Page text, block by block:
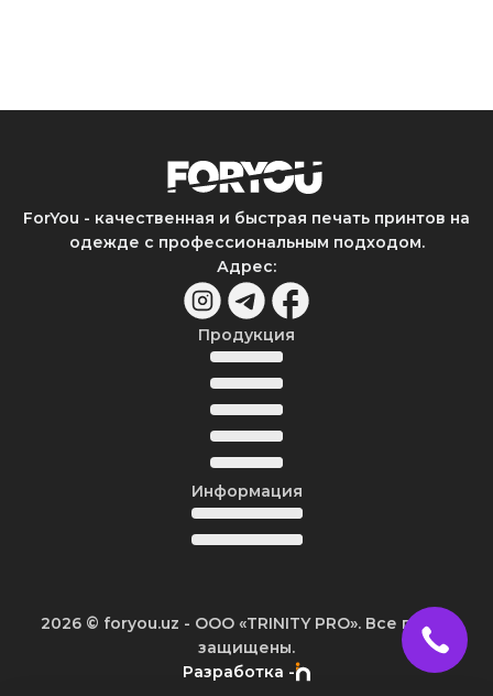
ForYou - качественная и быстрая печать принтов на
одежде с профессиональным подходом.
Адрес:
Продукция
Информация
2026 © foryou.uz - ООО «TRINITY PRO». Все права
защищены.
Разработка -